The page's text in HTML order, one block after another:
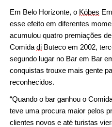
Em Belo Horizonte, o Köbes
esse efeito em diferentes
acumulou quatro premiações
Comida di Buteco em 2002,
segundo lugar no Bar em Bar
conquistas trouxe mais gente
reconhecidos.
“Quando o bar ganhou o
teve uma procura maior pelos
clientes novos e até turistas